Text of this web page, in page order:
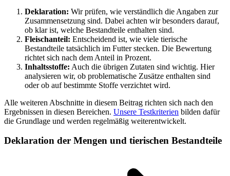
Deklaration: Wir prüfen, wie verständlich die Angaben zur
Zusammensetzung sind. Dabei achten wir besonders darauf,
ob klar ist, welche Bestandteile enthalten sind.
Fleischanteil: Entscheidend ist, wie viele tierische
Bestandteile tatsächlich im Futter stecken. Die Bewertung
richtet sich nach dem Anteil in Prozent.
Inhaltsstoffe: Auch die übrigen Zutaten sind wichtig. Hier
analysieren wir, ob problematische Zusätze enthalten sind
oder ob auf bestimmte Stoffe verzichtet wird.
Alle weiteren Abschnitte in diesem Beitrag richten sich nach den
Ergebnissen in diesen Bereichen. Unsere Testkriterien bilden dafür
die Grundlage und werden regelmäßig weiterentwickelt.
Deklaration der Mengen und tierischen Bestandteile